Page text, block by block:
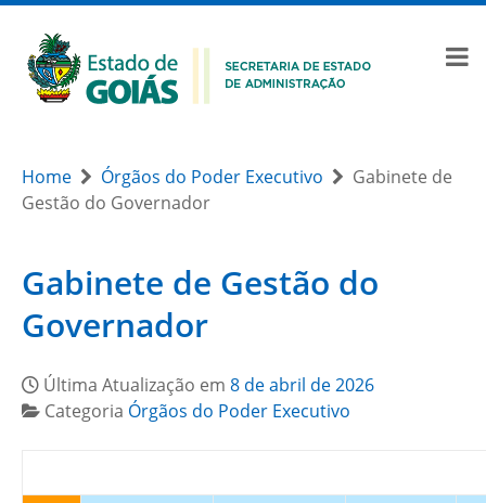
Home Órgãos do Poder Executivo
Gabinete de
Gestão do Governador
Gabinete de Gestão do
Governador
Última Atualização em 8 de abril de 2026
Categoria Órgãos do Poder Executivo